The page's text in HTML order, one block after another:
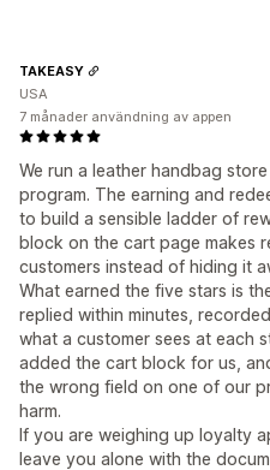
We run a leather handbag
program. The earning and
to build a sensible ladder of
block on the cart page makes
customers instead of hiding it
What earned the five stars is
replied within minutes,
what a customer sees at each
added the cart block for us,
the wrong field on one of our
harm.
If you are weighing up loyalty
leave you alone with the
TAKEASY
USA
7 månader användning av appen